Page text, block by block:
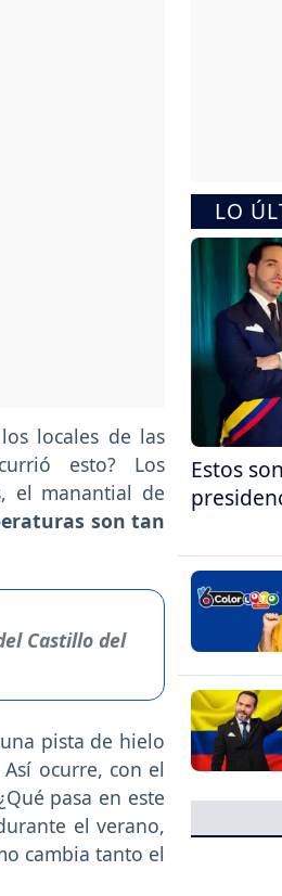
locales de las
esto? Los
el manantial de
son tan
Castillo del
pista de hielo
ocurre, con el
pasa en este
el verano,
cambia tanto el
LO
Estos